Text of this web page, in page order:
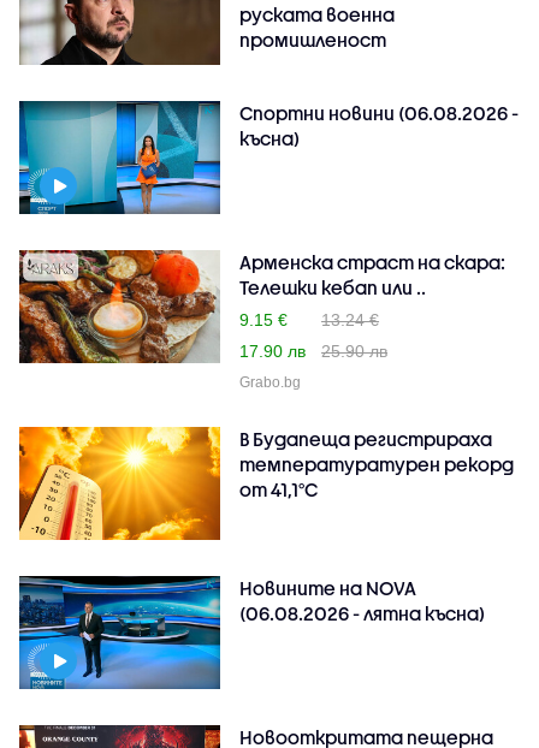
руската военна
промишленост
Спортни новини (06.08.2026 -
късна)
Арменска страст на скара:
Телешки кебап или ..
9.15 €
13.24 €
17.90 лв
25.90 лв
Grabo.bg
В Будапеща регистрираха
температуратурен рекорд
от 41,1°C
Новините на NOVA
(06.08.2026 - лятна късна)
Новооткритата пещерна